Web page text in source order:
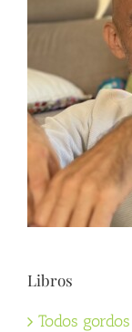
Libros
Todos gordos